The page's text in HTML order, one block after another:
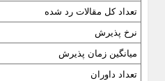
تعداد کل مقالات رد شده
نرخ پذیرش
میانگین زمان پذیرش
تعداد داوران